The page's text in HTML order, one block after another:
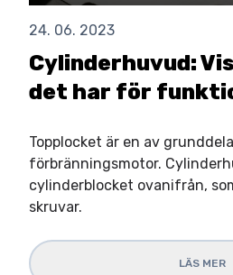
24. 06. 2023
Cylinderhuvud:
det har för
Topplocket är en av
förbränningsmotor.
cylinderblocket ovanifrån,
skruvar.
LÄS MER